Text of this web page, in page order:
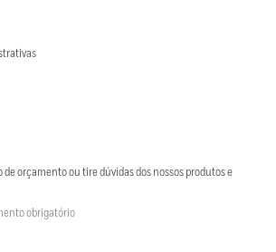
de orçamento ou tire dúvidas dos nossos produtos e
obrigatório